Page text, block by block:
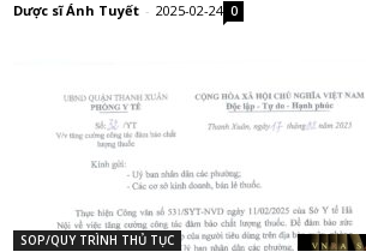
Dược sĩ Ánh Tuyết - 2025-02-24 0
SOP/QUY TRÌNH THỦ TỤC